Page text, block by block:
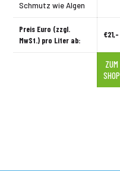
Schmutz wie Algen
Preis Euro (zzgl.
MwSt.) pro Liter ab:
€21,-
ZUM
SHOP